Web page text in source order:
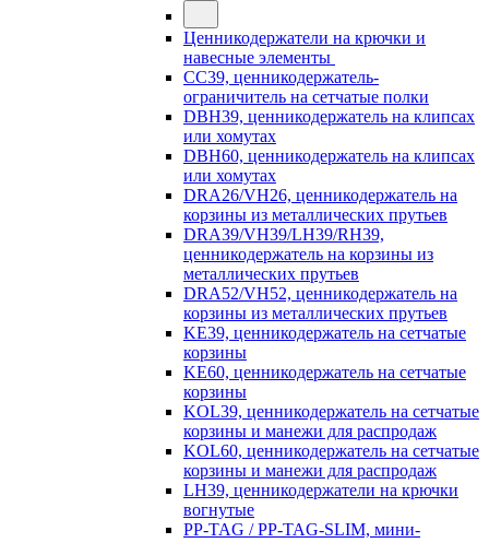
Ценникодержатели на крючки и
навесные элементы
CC39, ценникодержатель-
ограничитель на сетчатые полки
DBH39, ценникодержатель на клипсах
или хомутах
DBH60, ценникодержатель на клипсах
или хомутах
DRA26/VH26, ценникодержатель на
корзины из металлических прутьев
DRA39/VH39/LH39/RH39,
ценникодержатель на корзины из
металлических прутьев
DRA52/VH52, ценникодержатель на
корзины из металлических прутьев
KE39, ценникодержатель на сетчатые
корзины
KE60, ценникодержатель на сетчатые
корзины
KOL39, ценникодержатель на сетчатые
корзины и манежи для распродаж
KOL60, ценникодержатель на сетчатые
корзины и манежи для распродаж
LH39, ценникодержатели на крючки
вогнутые
PP-TAG / PP-TAG-SLIM, мини-